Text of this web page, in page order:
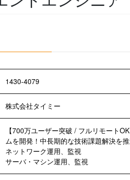
1430-4079
株式会社タイミー
【700万ユーザー突破 / フルリモート
ムを開発！中長期的な技術課題解決を
ネットワーク運用、監視
サーバ・マシン運用、監視